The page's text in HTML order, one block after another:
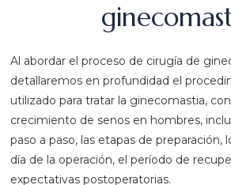
Al abordar el proceso de cirugía de
detallaremos en profundidad el
utilizado para tratar la ginecomastia,
crecimiento de senos en hombres,
paso a paso, las etapas de preparación,
día de la operación, el período de
expectativas postoperatorias.